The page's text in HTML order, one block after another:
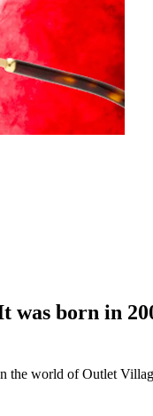
was born in
the world of Outlet